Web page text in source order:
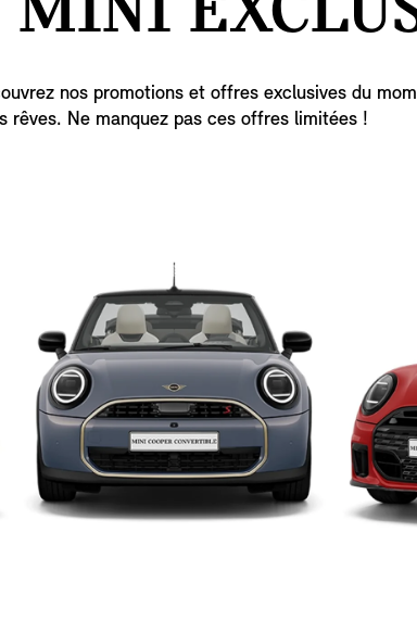
MINI
nos promotions et offres exclusives du
rêves. Ne manquez pas ces offres limitées !